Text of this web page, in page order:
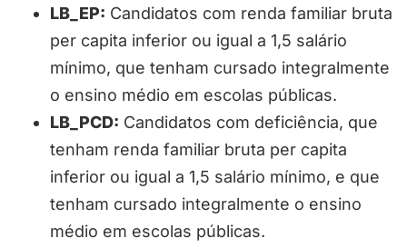
LB_EP: Candidatos com renda familiar bruta
per capita inferior ou igual a 1,5 salário
mínimo, que tenham cursado integralmente
o ensino médio em escolas públicas.
LB_PCD: Candidatos com deficiência, que
tenham renda familiar bruta per capita
inferior ou igual a 1,5 salário mínimo, e que
tenham cursado integralmente o ensino
médio em escolas públicas.